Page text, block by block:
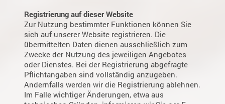
Registrierung auf dieser Website
Zur Nutzung bestimmter Funktionen können Sie
sich auf unserer Website registrieren. Die
übermittelten Daten dienen ausschließlich zum
Zwecke der Nutzung des jeweiligen Angebotes
oder Dienstes. Bei der Registrierung abgefragte
Pflichtangaben sind vollständig anzugeben.
Andernfalls werden wir die Registrierung ablehnen.
Im Falle wichtiger Änderungen, etwa aus